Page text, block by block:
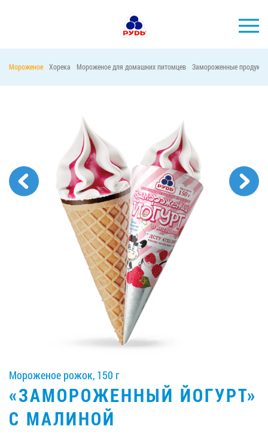
ПОТРЕБИТЕЛЯМ
АКЦИИ
ПРЕСС-ЦЕНТР
ХОРЕКА
Тендерные закупки
Контакты
Вакансии
ЗАКАЗАТЬ ПРОДУКЦИЮ «РУДЬ»:
СТАТЬ ПАРТНЕРОМ
0412 48 28 17
0412 42 29 23
Мороженое Хорека Мороженое для домашних питомцев Замороженные продукты
Мороженое рожок, 150 г
«ЗАМОРОЖЕННЫЙ ЙОГУРТ»
С МАЛИНОЙ